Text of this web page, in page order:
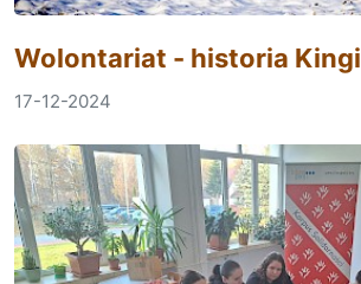
Wolontariat - historia Kingi
17-12-2024